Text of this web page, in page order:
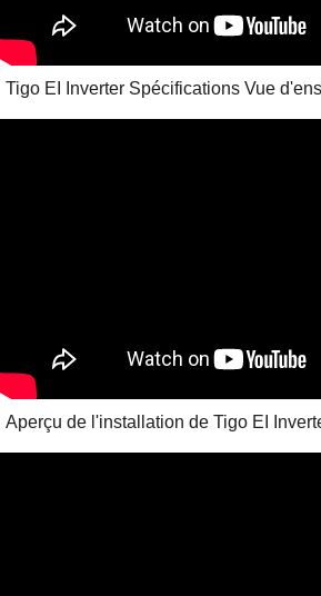
Tigo EI Inverter Spécifications Vue
Aperçu de l'installation de Tigo EI